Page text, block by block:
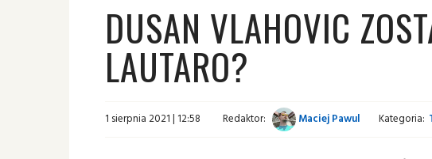
DUSAN VLAHOVIC
LAUTARO?
1 sierpnia 2021 | 12:58 Redaktor: Maciej Pawul Kategoria: